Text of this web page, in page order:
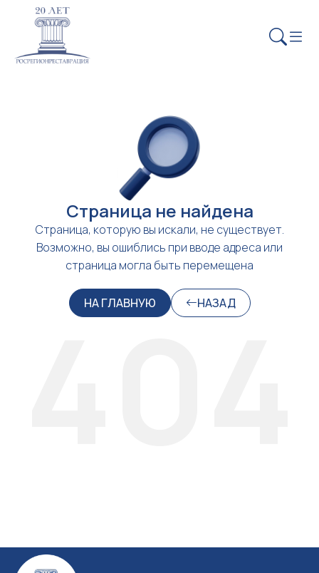
Страница не найдена
Страница, которую вы искали, не существует.
Возможно, вы ошиблись при вводе адреса или
страница могла быть перемещена
НА ГЛАВНУЮ НАЗАД